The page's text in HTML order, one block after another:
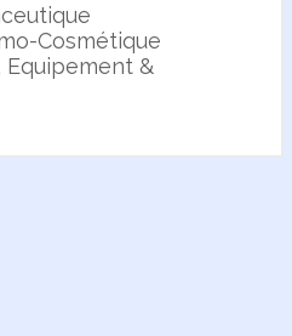
Cosmétique
&